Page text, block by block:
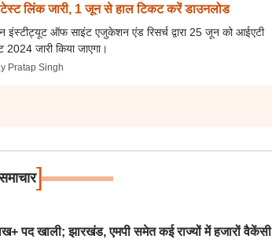
लिंक जारी, 1 जून से हाल टिकट करें डाउनलोड
इंस्टीट्यूट ऑफ साइंट एजुकेशन एंड रिसर्च द्वारा 25 जून को आईएटी
2024 जारी किया जाएगा।
Pratap Singh
]
पद खाली; झारखंड, एमपी समेत कई राज्यों में हजारों वैकेंसी